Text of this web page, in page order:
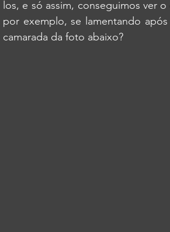
los, e só assim, conseguimos ver
por exemplo, se lamentando
camarada da foto abaixo?